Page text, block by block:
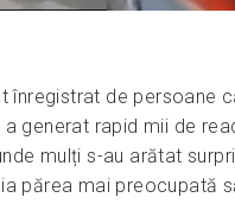
înregistrat de persoane
generat rapid mii de
mulți s-au arătat
părea mai preocupată